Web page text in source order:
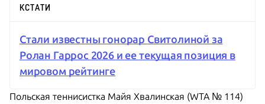
КСТАТИ
Стали известны гонорар Свитолиной за
Ролан Гаррос 2026 и ее текущая позиция в
мировом рейтинге
Польская теннисистка Майя Хвалинская (WTA № 114)